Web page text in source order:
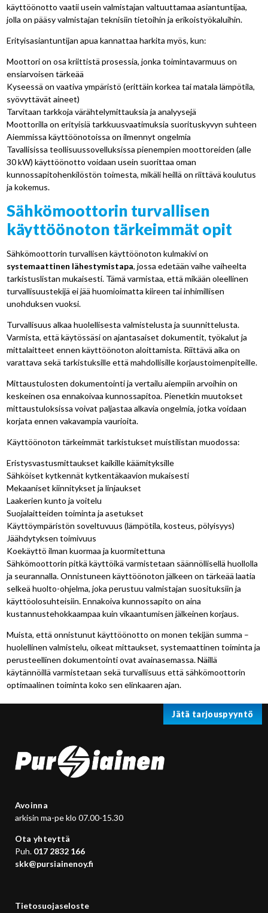
käyttöönotto vaatii usein valmistajan valtuuttamaa asiantuntijaa,
jolla on pääsy valmistajan teknisiin tietoihin ja erikoistyökaluihin.
Erityisasiantuntijan apua kannattaa harkita myös, kun:
Moottori on osa kriittistä prosessia, jonka toimintavarmuus on
ensiarvoisen tärkeää
Kyseessä on vaativa ympäristö (erittäin korkea tai matala lämpötila,
syövyttävät aineet)
Tarvitaan tarkkoja värähtelymittauksia ja analyysejä
Moottorilla on erityisiä tarkkuusvaatimuksia suorituskyvyn suhteen
Aiemmissa käyttöönotoissa on ilmennyt ongelmia
Tavallisissa teollisuussovelluksissa pienempien moottoreiden (alle
30 kW) käyttöönotto voidaan usein suorittaa oman
kunnossapitohenkilöstön toimesta, mikäli heillä on riittävä koulutus
ja kokemus.
Sähkömoottorin turvallisen
käyttöönoton tärkeimmät opit
Sähkömoottorin turvallisen käyttöönoton kulmakivi on
systemaattinen lähestymistapa, jossa edetään vaihe vaiheelta
tarkistuslistan mukaisesti. Tämä varmistaa, että mikään oleellinen
turvallisuustekijä ei jää huomioimatta kiireen tai inhimillisen
unohduksen vuoksi.
Turvallisuus alkaa huolellisesta valmistelusta ja suunnittelusta.
Varmista, että käytössäsi on ajantasaiset dokumentit, työkalut ja
mittalaitteet ennen käyttöönoton aloittamista. Riittävä aika on
varattava sekä tarkistuksille että mahdollisille korjaustoimenpiteille.
Mittaustulosten dokumentointi ja vertailu aiempiin arvoihin on
keskeinen osa ennakoivaa kunnossapitoa. Pienetkin muutokset
mittaustuloksissa voivat paljastaa alkavia ongelmia, jotka voidaan
korjata ennen vakavampia vaurioita.
Käyttöönoton tärkeimmät tarkistukset muistilistan muodossa:
Eristysvastusmittaukset kaikille käämityksille
Sähköiset kytkennät kytkentäkaavion mukaisesti
Mekaaniset kiinnitykset ja linjaukset
Laakerien kunto ja voitelu
Suojalaitteiden toiminta ja asetukset
Käyttöympäristön soveltuvuus (lämpötila, kosteus, pölyisyys)
Jäähdytyksen toimivuus
Koekäyttö ilman kuormaa ja kuormitettuna
Sähkömoottorin pitkä käyttöikä varmistetaan säännöllisellä huollolla
ja seurannalla. Onnistuneen käyttöönoton jälkeen on tärkeää laatia
selkeä huolto-ohjelma, joka perustuu valmistajan suosituksiin ja
käyttöolosuhteisiin. Ennakoiva kunnossapito on aina
kustannustehokkaampaa kuin vikaantumisen jälkeinen korjaus.
Muista, että onnistunut käyttöönotto on monen tekijän summa –
huolellinen valmistelu, oikeat mittaukset, systemaattinen toiminta ja
perusteellinen dokumentointi ovat avainasemassa. Näillä
käytännöillä varmistetaan sekä turvallisuus että sähkömoottorin
optimaalinen toiminta koko sen elinkaaren ajan.
Jätä tarjouspyyntö
Avoinna
arkisin ma-pe klo 07.00-15.30
Ota yhteyttä
Puh. 017 2832 166
skk@pursiainenoy.fi
Tietosuojaseloste